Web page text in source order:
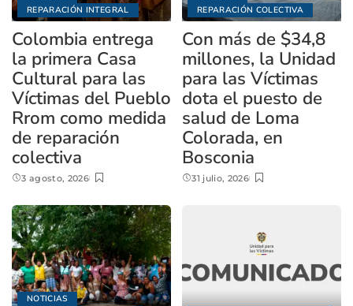
REPARACIÓN INTEGRAL
Colombia entrega
la primera Casa
Cultural para las
Víctimas del Pueblo
Rrom como medida
de reparación
colectiva
3 agosto, 2026
REPARACIÓN COLECTIVA
Con más de $34,8
millones, la Unidad
para las Víctimas
dota el puesto de
salud de Loma
Colorada, en
Bosconia
31 julio, 2026
NOTICIAS